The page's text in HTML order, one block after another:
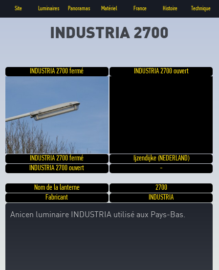
Site Luminaires Panoramas Matériel France Histoire Technique
INDUSTRIA 2700
INDUSTRIA 2700 fermé INDUSTRIA 2700 ouvert
INDUSTRIA 2700 fermé
Ijzendijke (NEDERLAND)
INDUSTRIA 2700 ouvert
-
Nom de la lanterne
2700
Fabricant
INDUSTRIA
Anicen luminaire INDUSTRIA utilisé aux Pays-Bas.